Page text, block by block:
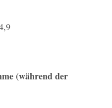
(während der